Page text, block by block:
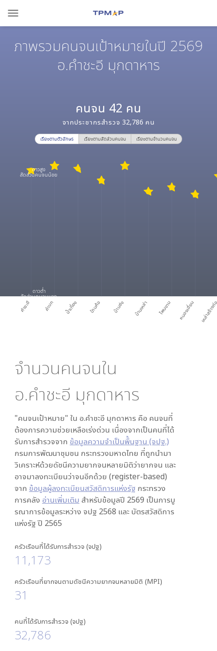
menu
ภาพรวมคนจนเป้าหมายในปี 2569
อ.คำชะอี มุกดาหาร
คนจน 42 คน
จากประชากรสำรวจ 32,786 คน
เรียงตามตัวอักษร เรียงตามสัดส่วนคนจน เรียงตามจำนวนคนจน
คำชะอี คำบก น้ำเที่ยง บ้านค้อ บ้านซ่ง บ้านเหล่า โพนงาม หนองเอี่ยน เหล่าส
ดาวสูง
สัดส่วนคนจนน้อย
ดาวต่ำ
สัดส่วนคนจนมาก
จำนวนคนจนใน
อ.คำชะอี มุกดาหาร
"คนจนเป้าหมาย" ใน อ.คำชะอี มุกดาหาร คือ คนจนที่
ต้องการความช่วยเหลือเร่งด่วน เนื่องจากเป็นคนที่ได้
รับการสำรวจจาก ข้อมูลความจำเป็นพื้นฐาน (จปฐ.)
กรมการพัฒนาชุมชน กระทรวงมหาดไทย ที่ถูกนำมา
วิเคราะห์ด้วยดัชนีความยากจนหลายมิติว่ายากจน และ
อาจมาลงทะเบียนว่าจนอีกด้วย (register-based)
จาก ข้อมูลผู้ลงทะเบียนสวัสดิการแห่งรัฐ กระทรวง
การคลัง อ่านเพิ่มเติม สำหรับข้อมูลปี 2569 เป็นการบู
รณาการข้อมูลระหว่าง จปฐ 2568 และ บัตรสวัสดิการ
แห่งรัฐ ปี 2565
ครัวเรือนที่ได้รับการสำรวจ (จปฐ)
11,173
ครัวเรือนที่ยากจนตามดัชนีความยากจนหลายมิติ (MPI)
31
คนที่ได้รับการสำรวจ (จปฐ)
32,786